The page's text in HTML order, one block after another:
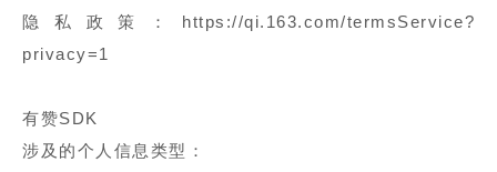
隐私政策：https://qi.163.com/termsService?
privacy=1
有赞SDK
涉及的个人信息类型：